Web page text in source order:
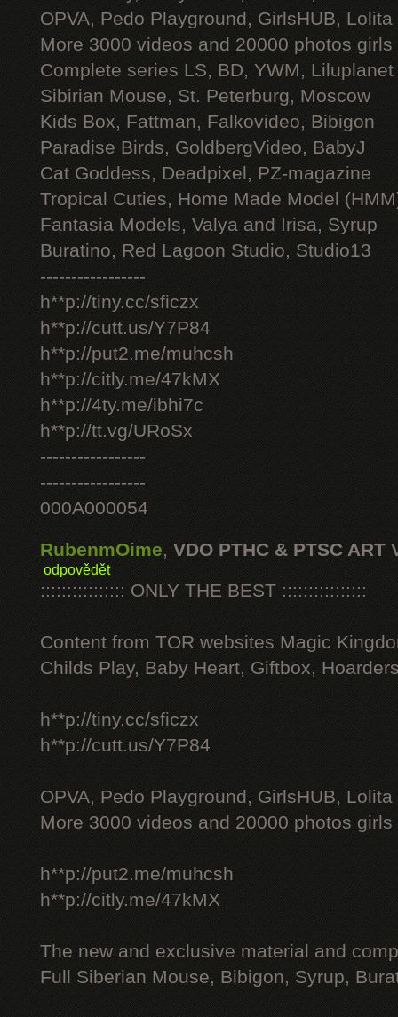
OPVA, Pedo Playground, GirlsHUB, Lolita
More 3000 videos and 20000 photos
Complete series LS, BD, YWM, Liluplanet
Sibirian Mouse, St. Peterburg, Moscow
Kids Box, Fattman, Falkovideo, Bibigon
Paradise Birds, GoldbergVideo, BabyJ
Cat Goddess, Deadpixel, PZ-magazine
Tropical Cuties, Home Made Model
Fantasia Models, Valya and Irisa, Syrup
Buratino, Red Lagoon Studio, Studio13
-----------------
h**p://tiny.cc/sficzx
h**p://cutt.us/Y7P84
h**p://put2.me/muhcsh
h**p://citly.me/47kMX
h**p://4ty.me/ibhi7c
h**p://tt.vg/URoSx
-----------------
-----------------
000A000054
RubenmOime, VDO PTHC & PTSC ART
odpovědět
:::::::::::::::: ONLY THE BEST ::::::::::::::::
Content from TOR websites Magic
Childs Play, Baby Heart, Giftbox,
h**p://tiny.cc/sficzx
h**p://cutt.us/Y7P84
OPVA, Pedo Playground, GirlsHUB, Lolita
More 3000 videos and 20000 photos
h**p://put2.me/muhcsh
h**p://citly.me/47kMX
The new and exclusive material and
Full Siberian Mouse, Bibigon, Syrup,